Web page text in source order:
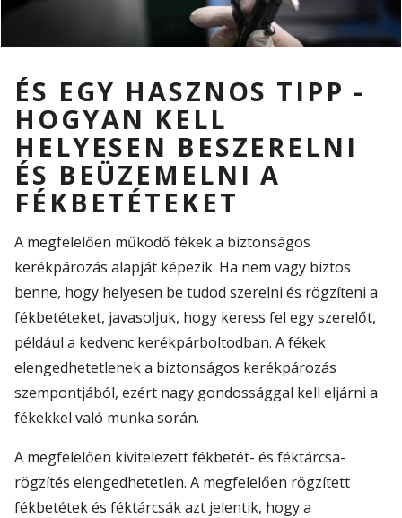
ÉS EGY HASZNOS TIPP -
HOGYAN KELL
HELYESEN BESZERELNI
ÉS BEÜZEMELNI A
FÉKBETÉTEKET
A megfelelően működő fékek a biztonságos
kerékpározás alapját képezik. Ha nem vagy biztos
benne, hogy helyesen be tudod szerelni és rögzíteni a
fékbetéteket, javasoljuk, hogy keress fel egy szerelőt,
például a kedvenc kerékpárboltodban. A fékek
elengedhetetlenek a biztonságos kerékpározás
szempontjából, ezért nagy gondossággal kell eljárni a
fékekkel való munka során.
A megfelelően kivitelezett fékbetét- és féktárcsa-
rögzítés elengedhetetlen. A megfelelően rögzített
fékbetétek és féktárcsák azt jelentik, hogy a